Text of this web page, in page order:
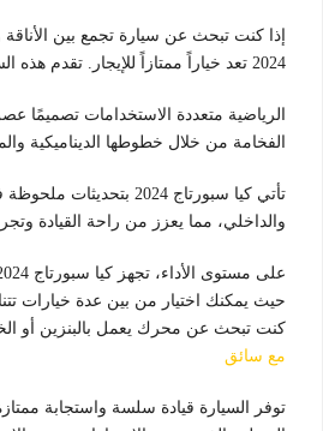
إذا كنت تبحث عن سيارة تجمع بين الأناقة
2024 تعد خياراً ممتازاً للإيجار. تقدم هذه السيارة
الرياضية متعددة الاستخدامات تصميمًا
الفخامة من خلال خطوطها الديناميكية
تأتي كيا سبورتاج 2024
والداخلي، مما يعزز من راحة القيادة
حيث يمكنك اختيار من بين عدة خيارات
كنت تبحث عن محرك يعمل بالبنزين أو
مع سائق
توفر السيارة قيادة سلسة واستجابة